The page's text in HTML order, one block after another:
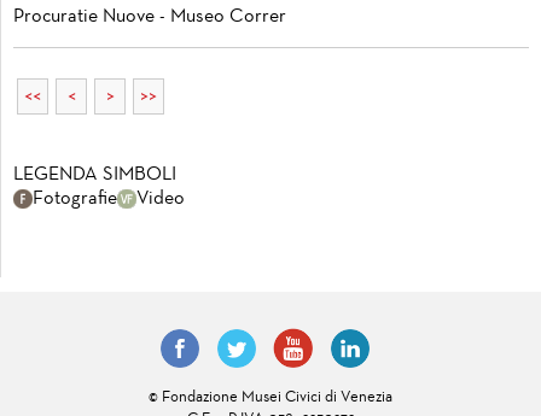
Procuratie Nuove - Museo Correr
<< < > >>
LEGENDA SIMBOLI
Fotografie
Video
© Fondazione Musei Civici di Venezia